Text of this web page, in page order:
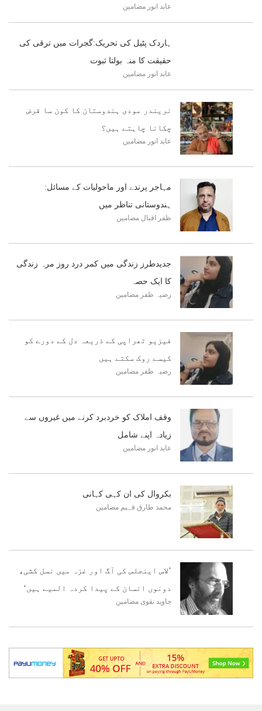
عابد انور مضامین
ہاردک پٹیل کی تحریک:گجرات میں ترقی کی
حقیقت کا منہ بولتا ثبوت
عابد انور مضامین
نریندر مودی ہندوستان کا کون سا قرض
چکانا چاہتے ہیں؟
عابد انور مضامین
مہاجر پرندے اور ماحولیات کے مسائل:
ہندوستانی تناظر میں
ظفر اقبال مضامین
جدیدطرز زندگی میں کمر درد روز مرہ زندگی
کا ایک حصہ
رضیہ ظفر مضامین
فیزیو تھراپی کے ذریعہ دل کے دورے کو
کیسے روک سکتے ہیں
رضیہ ظفر مضامین
وقف املاک کو خردبرد کرنے میں غیروں سے
زیادہ اپنے شامل
عابد انور مضامین
بکروال کی ان کہی کہانی
محمد طارق فہیم مضامین
’لاس اینجلس کی آگ اور غزہ میں نسل کشی،
دونوں انسان کے پیدا کردہ المیے ہیں‘
جاوید نقوی مضامین